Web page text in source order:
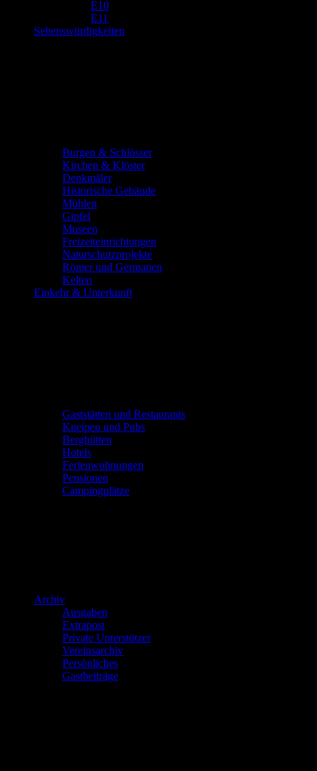
E10
E11
Sehenswürdigkeiten
Burgen & Schlösser
Kirchen & Klöster
Denkmäler
Historische Gebäude
Mühlen
Gipfel
Museen
Freizeiteinrichtungen
Naturschutzprojekte
Römer und Germanen
Kelten
Einkehr & Unterkunft
Gaststätten und Restaurants
Kneipen und Pubs
Berghütten
Hotels
Ferienwohnungen
Pensionen
Campingplätze
Archiv
Ausgaben
Extrapost
Private Unterstützer
Vereinsarchiv
Persönliches
Gastbeiträge